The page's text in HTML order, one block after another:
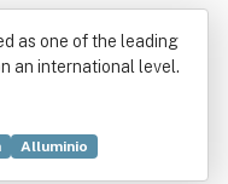
as one of the leading
an international level.
Alluminio